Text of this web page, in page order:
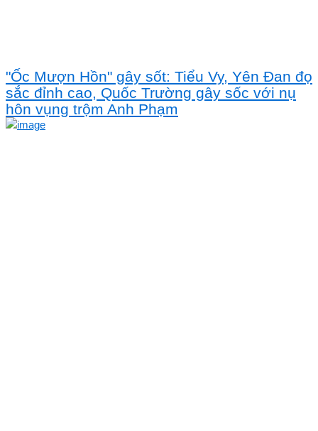
"Ốc Mượn Hồn" gây sốt: Tiểu Vy, Yên Đan đọ
sắc đỉnh cao, Quốc Trường gây sốc với nụ
hôn vụng trộm Anh Phạm